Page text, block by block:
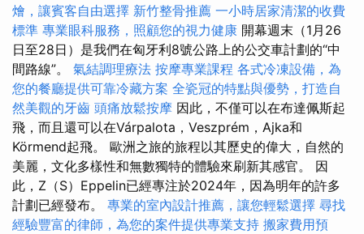
燴，讓賓客自由選擇 新竹整骨推薦 一小時居家清潔的收費
標準 專業眼科服務，照顧您的視力健康 開幕週末（1月26
日至28日）是我們在匈牙利8號公路上的公交車計劃的“中
間路線”。 氣結調理療法 按摩專業課程 各式冷凍設備，為
您的餐廳提供可靠冷藏方案 全瓷冠的特點與優勢，打造自
然美觀的牙齒 頭痛放鬆按摩 因此，不僅可以在布達佩斯起
飛，而且還可以在Várpalota，Veszprém，Ajka和
Körmend起飛。 歐洲之旅的旅程以其歷史的偉大，自然的
美麗，文化多樣性和無數獨特的體驗來刷新其感官。 因
此，Z（S）Eppelin已經專注於2024年，因為明年的許多
計劃已經發布。 專業的室內設計推薦，讓您輕鬆選擇 尋找
經驗豐富的律師，為您的案件提供專業支持 搬家費用預